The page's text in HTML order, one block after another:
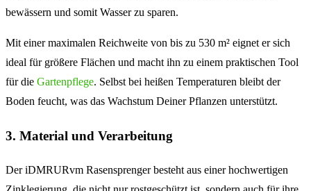
bewässern und somit Wasser zu sparen.
Mit einer maximalen Reichweite von bis zu 530 m² eignet er sich
ideal für größere Flächen und macht ihn zu einem praktischen Tool
für die Gartenpflege. Selbst bei heißen Temperaturen bleibt der
Boden feucht, was das Wachstum Deiner Pflanzen unterstützt.
3. Material und Verarbeitung
Der iDMRURvm Rasensprenger besteht aus einer hochwertigen